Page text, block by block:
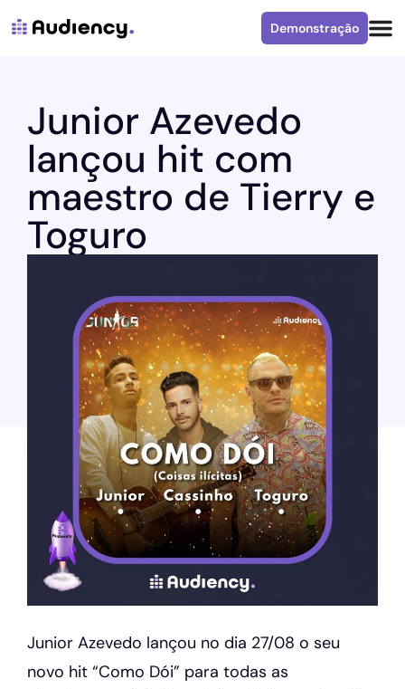
Demonstração
Junior Azevedo
lançou hit com
maestro de Tierry e
Toguro
Junior Azevedo lançou no dia 27/08 o seu
novo hit “Como Dói” para todas as